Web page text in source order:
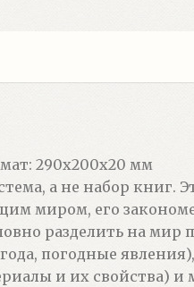
290х200х20 мм
а не набор книг.
миром, его
разделить на мир
погодные
и их свойства)